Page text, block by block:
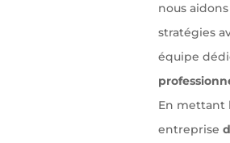
nous
stratégies
équipe
En mettant
entreprise